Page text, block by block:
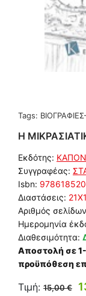
Tags:
Η
Εκδότης: ΚΑΠΟΝ
Συγγραφέας:
Isbn:
Διαστάσεις:
Αριθμός
Ημερομηνία
Διαθεσιμότητα:
Αποστολή σε
προϋπόθεση
Τιμή: 15,00 €